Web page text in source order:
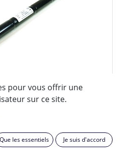
pour vous offrir une
sur ce site.
Que les essentiels Je suis d'accord